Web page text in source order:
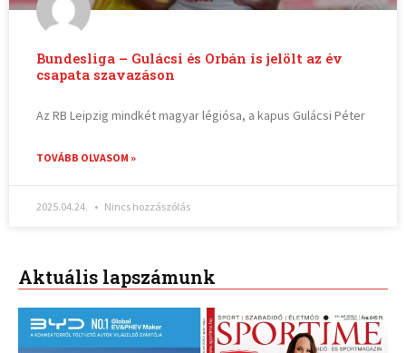
Bundesliga – Gulácsi és Orbán is jelölt az év
csapata szavazáson
Az RB Leipzig mindkét magyar légiósa, a kapus Gulácsi Péter
TOVÁBB OLVASOM »
2025.04.24. Nincs hozzászólás
Aktuális lapszámunk